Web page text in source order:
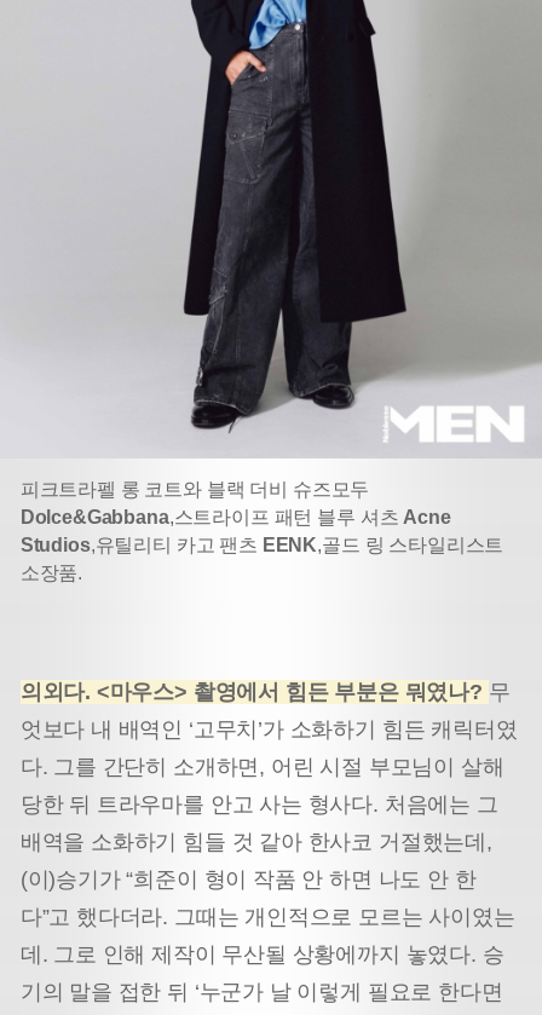
피크트라펠 롱 코트와 블랙 더비 슈즈 모두
Dolce&Gabbana,스트라이프 패턴 블루 셔츠 Acne
Studios,유틸리티 카고 팬츠 EENK,골드 링 스타일리스트
소장품.
의외다. <마우스> 촬영에서 힘든 부분은 뭐였나? 무
엇보다 내 배역인 ‘고무치’가 소화하기 힘든 캐릭터였
다. 그를 간단히 소개하면, 어린 시절 부모님 이 살해
당한 뒤 트라우마를 안고 사는 형사다. 처음에는 그
배역을 소화하기 힘들 것 같아 한사코 거절했는데,
(이)승기가 “희준이 형이 작품 안 하면 나도 안 한
다”고 했다더라. 그때는 개인적으로 모르는 사이였는
데. 그로 인해 제작이 무산될 상황에까지 놓였다. 승
기의 말을 접한 뒤 ‘누군가 날 이렇게 필요로 한다면